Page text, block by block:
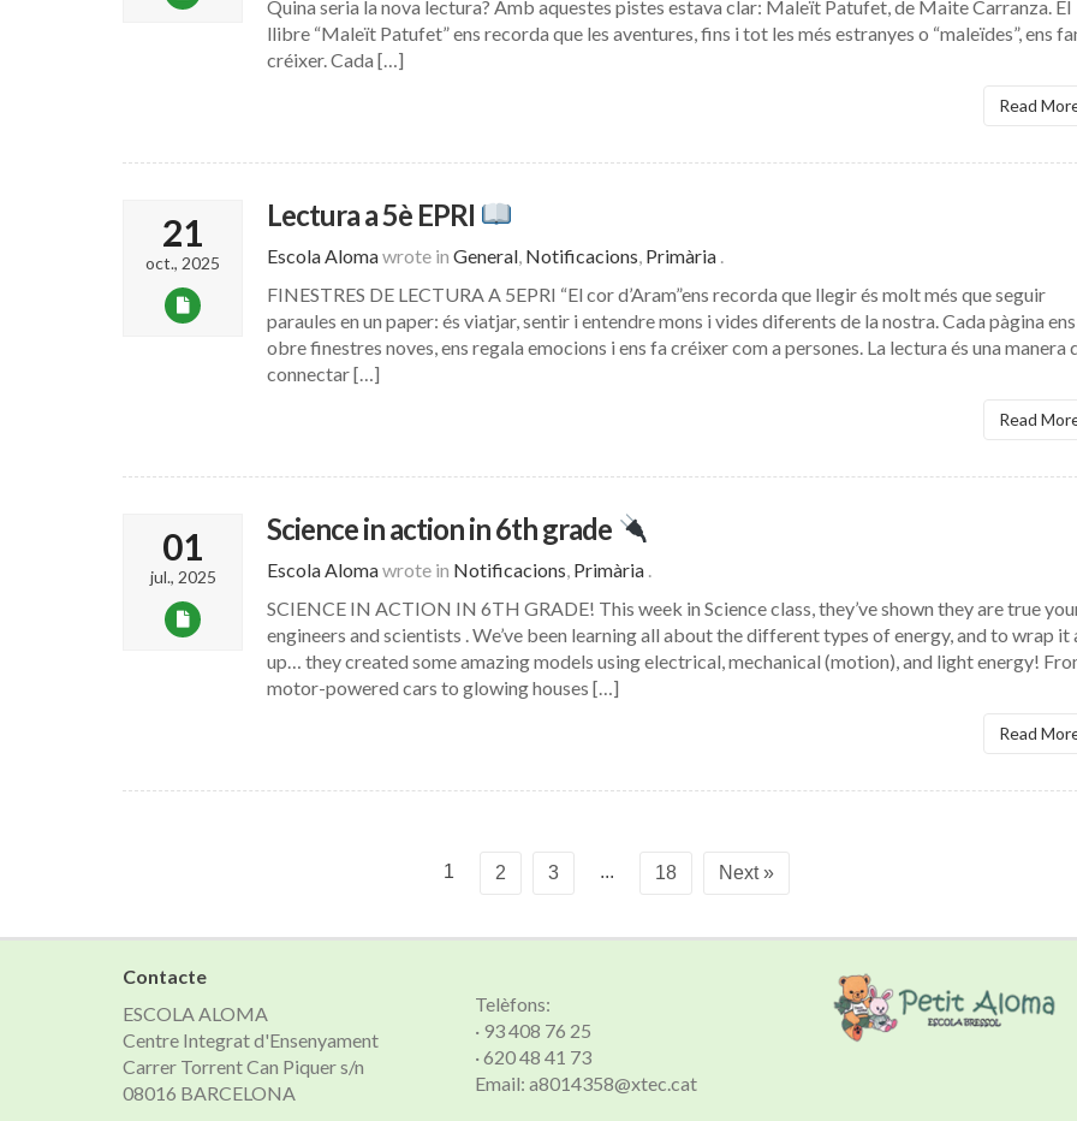
Quina seria la nova lectura? Amb aquestes pistes estava clar: Maleït Patufet, de Maite Carranza. El
llibre “Maleït Patufet” ens recorda que les aventures, fins i tot les més estranyes o “maleïdes”, ens
créixer. Cada […]
Read
21
oct., 2025
Lectura a 5è EPRI
Escola Alomawrote in General, Notificacions, Primària .
FINESTRES DE LECTURA A 5EPRI “El cor d’Aram”ens recorda que llegir és molt més que seguir
paraules en un paper: és viatjar, sentir i entendre mons i vides diferents de la nostra. Cada pàgina ens
obre finestres noves, ens regala emocions i ens fa créixer com a persones. La lectura és una manera
connectar […]
Read
01
jul., 2025
Science in action in 6th grade
Escola Alomawrote in Notificacions, Primària .
SCIENCE IN ACTION IN 6TH GRADE! This week in Science class, they’ve shown they are true
engineers and scientists . We’ve been learning all about the different types of energy, and to wrap it
up… they created some amazing models using electrical, mechanical (motion), and light energy!
motor-powered cars to glowing houses […]
Read
1 2 3 ... 18 Next »
Contacte
ESCOLA ALOMA
Centre Integrat d'Ensenyament
Carrer Torrent Can Piquer s/n
08016 BARCELONA
Telèfons:
· 93 408 76 25
· 620 48 41 73
Email: a8014358@xtec.cat